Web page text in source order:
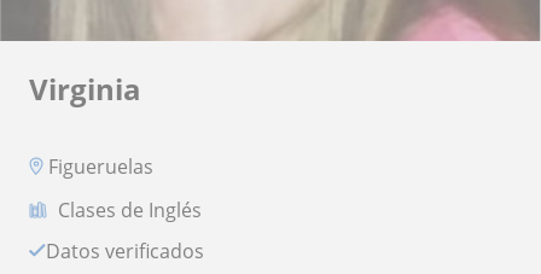
Virginia
Figueruelas
Clases de Inglés
Datos verificados